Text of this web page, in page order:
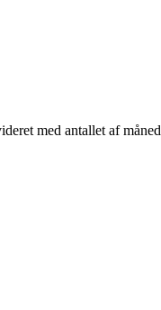
med antallet af